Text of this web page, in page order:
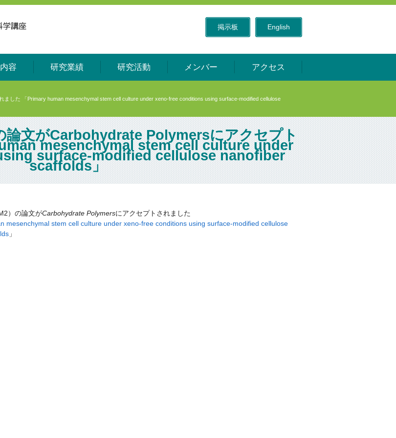
掲示板 English
容 研究業績 研究活動 メンバー アクセス
した 「Primary human mesenchymal stem cell culture under xeno-free conditions using surface-modified cellulose
論文がCarbohydrate Polymersにアクセプト
mesenchymal stem cell culture under
surface-modified cellulose nanofiber
scaffolds」
）の論文がCarbohydrate Polymersにアクセプトされました
mesenchymal stem cell culture under xeno-free conditions using surface-modified cellulose
」